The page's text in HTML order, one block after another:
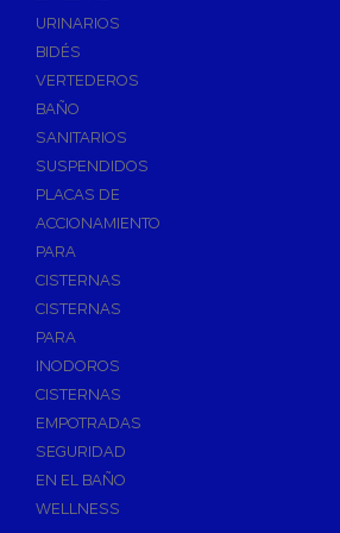
Válvulas de Esfera
Válvulas de Escuadra y Lavadora
Válvulas Reductoras de Presión
Válvulas de Retención
Electroválvulas
Válvulas de Compuerta
Válvulas de Contadores
Llaves de Paso
Accesorios de Valvulería
Calderines
Herramientas y Vestuario
Adhesivos Instantaneos
Selladores y Masillas
URINARIOS
BIDÉS
VERTEDEROS
BAÑO
SANITARIOS
SUSPENDIDOS
PLACAS DE
ACCIONAMIENTO
PARA
CISTERNAS
CISTERNAS
PARA
INODOROS
CISTERNAS
EMPOTRADAS
SEGURIDAD
EN EL BAÑO
WELLNESS